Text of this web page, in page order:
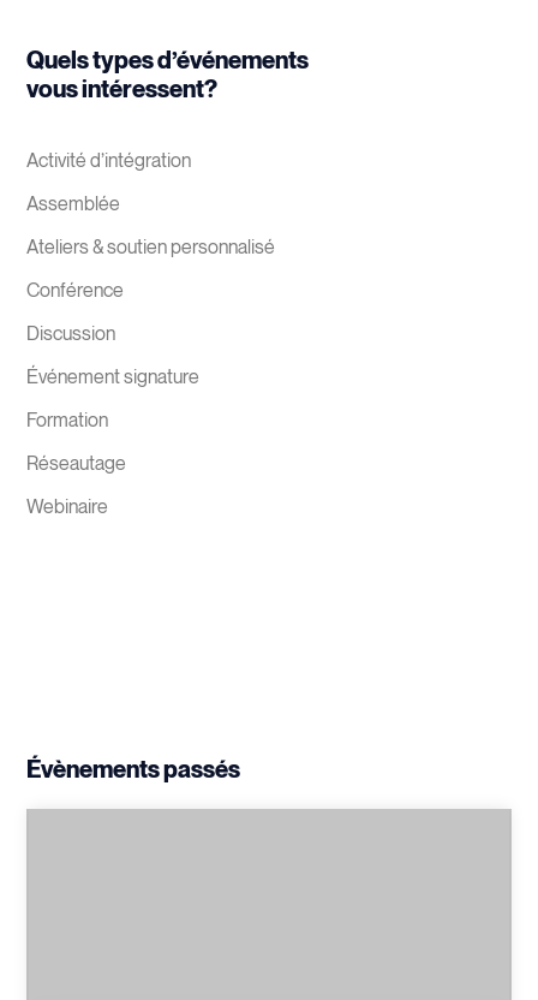
Quels types d’événements
vous intéressent?
Activité d’intégration
Assemblée
Ateliers & soutien personnalisé
Conférence
Discussion
Événement signature
Formation
Réseautage
Webinaire
Évènements passés